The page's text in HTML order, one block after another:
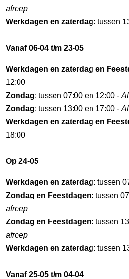
afroep
Werkdagen en zaterdag: tussen
Vanaf 06-04 t/m 23-05
Werkdagen en zaterdag en
12:00
Zondag: tussen 07:00 en 12:00 -
Zondag: tussen 13:00 en 17:00 -
Werkdagen en zaterdag en
18:00
Op 24-05
Werkdagen en zaterdag: tussen
Zondag en Feestdagen: tussen
afroep
Zondag en Feestdagen: tussen
afroep
Werkdagen en zaterdag: tussen
Vanaf 25-05 t/m 04-04